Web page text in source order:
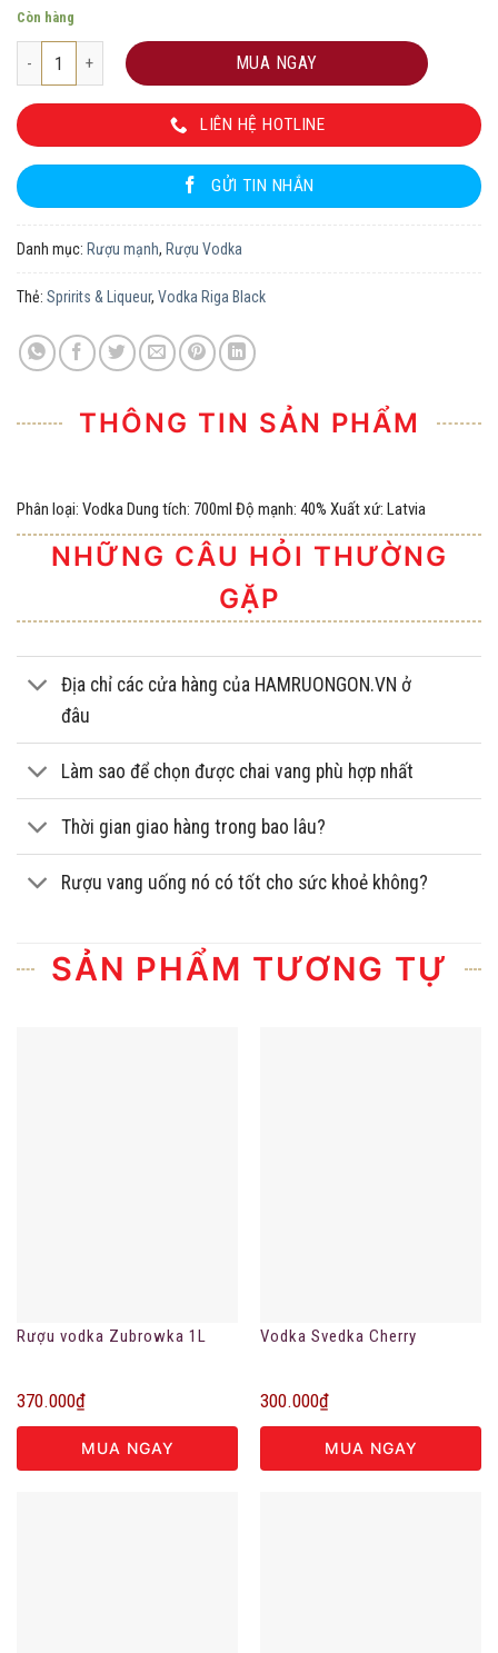
Còn hàng
Vodka Riga Black số lượng MUA NGAY
LIÊN HỆ HOTLINE
GỬI TIN NHẮN
Danh mục: Rượu mạnh, Rượu Vodka
Thẻ: Spririts & Liqueur, Vodka Riga Black
THÔNG TIN SẢN PHẨM
Phân loại: Vodka Dung tích: 700ml Độ mạnh: 40% Xuất xứ: Latvia
NHỮNG CÂU HỎI THƯỜNG
GẶP
Địa chỉ các cửa hàng của HAMRUONGON.VN ở
đâu
Làm sao để chọn được chai vang phù hợp nhất
Thời gian giao hàng trong bao lâu?
Rượu vang uống nó có tốt cho sức khoẻ không?
SẢN PHẨM TƯƠNG TỰ
Rượu vodka Zubrowka 1L
370.000₫
MUA NGAY
Vodka Svedka Cherry
300.000₫
MUA NGAY